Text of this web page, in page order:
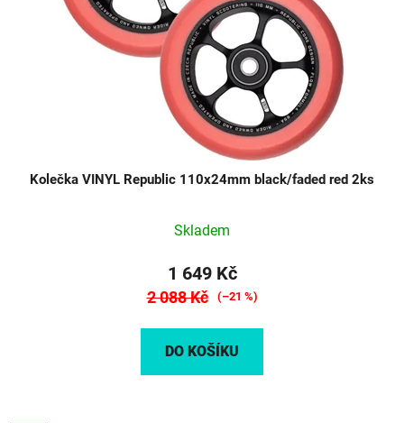
Kolečka VINYL Republic 110x24mm black/faded red 2ks
Skladem
1 649 Kč
2 088 Kč (–21 %)
DO KOŠÍKU